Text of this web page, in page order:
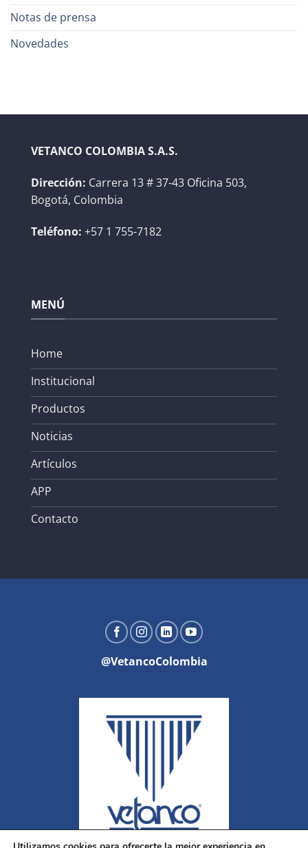
Notas de prensa
Novedades
VETANCO COLOMBIA S.A.S.
Dirección: Carrera 13 # 37-43 Oficina 503,
Bogotá, Colombia
Teléfono: +57 1 755-7182
MENÚ
Home
Institucional
Productos
Noticias
Artículos
APP
Contacto
@VetancoColombia